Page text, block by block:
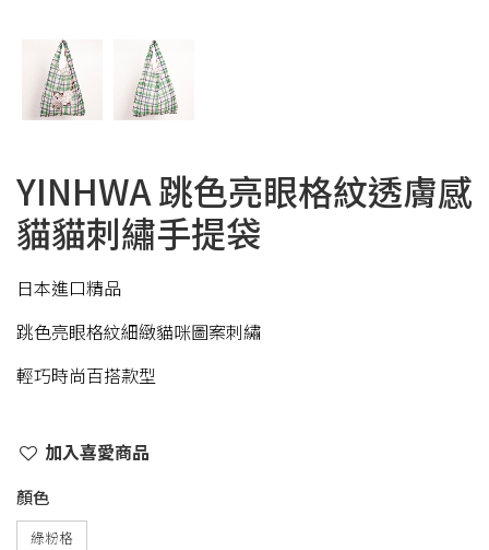
YINHWA 跳色亮眼格紋透膚感
貓貓刺繡手提袋
日本進口精品
跳色亮眼格紋細緻貓咪圖案刺繡
輕巧時尚百搭款型
加入喜愛商品
顏色
綠粉格